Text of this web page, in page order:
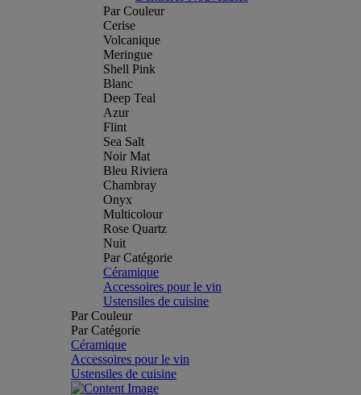
Par Couleur
Cerise
Volcanique
Meringue
Shell Pink
Blanc
Deep Teal
Azur
Flint
Sea Salt
Noir Mat
Bleu Riviera
Chambray
Onyx
Multicolour
Rose Quartz
Nuit
Par Catégorie
Céramique
Accessoires pour le vin
Ustensiles de cuisine
Par Couleur
Par Catégorie
Céramique
Accessoires pour le vin
Ustensiles de cuisine